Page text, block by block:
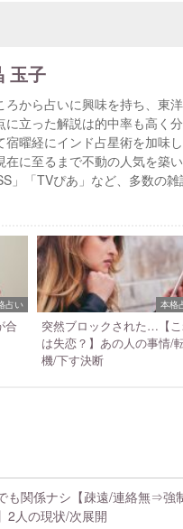
玉子
ろから占いに興味を持ち、東
に立った解説は的中率も高く
宿曜経にインド占星術を加味
在に至るまで不動の人気を築
」「TVぴあ」など、多数の
占い
合
本格
突然ブロックされた…【
は失恋？】あの人の事情/
機/下す決断
も関係ナシ【疎遠/連絡無⇒強
2人の現状/次展開